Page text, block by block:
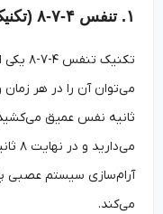
تکنیک تنفس
می‌دارید و
آرام‌سازی سیستم عصبی
می‌کند.